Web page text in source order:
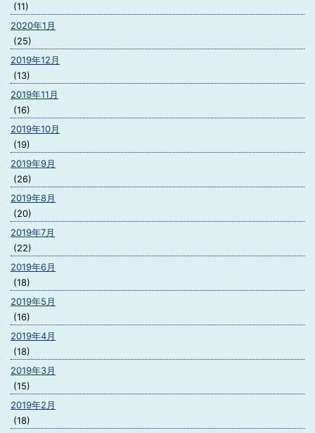
(11)
2020年1月
(25)
2019年12月
(13)
2019年11月
(16)
2019年10月
(19)
2019年9月
(26)
2019年8月
(20)
2019年7月
(22)
2019年6月
(18)
2019年5月
(16)
2019年4月
(18)
2019年3月
(15)
2019年2月
(18)